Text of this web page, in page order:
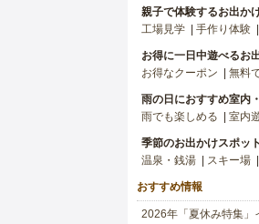
親子で体験するお出か
工場見学
手作り体験
お得に一日中遊べるお
お得なクーポン
無料
雨の日におすすめ室内
雨でも楽しめる
室内
季節のお出かけスポット
温泉・銭湯
スキー場
おすすめ情報
2026年「夏休み特集」